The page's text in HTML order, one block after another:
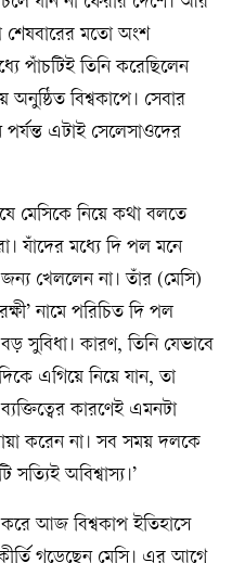
শেষবারের মতো অংশ
পাঁচটিই তিনি করেছিলেন
বিশ্বকাপে। সেবার
এটাই সেলেসাওদের
মেসিকে নিয়ে কথা বলতে
যাঁদের মধ্যে দি পল মনে
খেললেন না। তাঁর (মেসি)
নামে পরিচিত দি পল
সুবিধা। কারণ, তিনি যেভাবে
এগিয়ে নিয়ে যান, তা
কারণেই এমনটা
করেন না। সব সময় দলকে
অবিশ্বাস্য।’
আজ বিশ্বকাপ ইতিহাসে
গড়েছেন মেসি। এর আগে